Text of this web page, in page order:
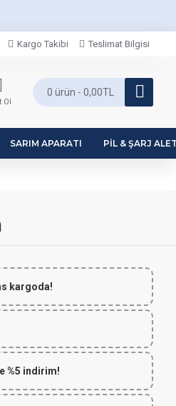
Kargo Takibi Teslimat Bilgisi
Ol
0 ürün - 0,00TL
SARIM APARATI PIL & ŞARJ
kargoda!
%5 indirim!